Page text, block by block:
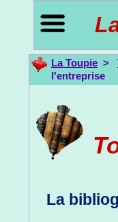
La Toupie >
l'entreprise
La